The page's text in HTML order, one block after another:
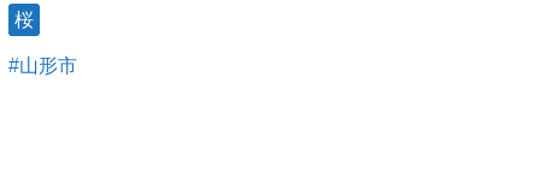
桜
山形市